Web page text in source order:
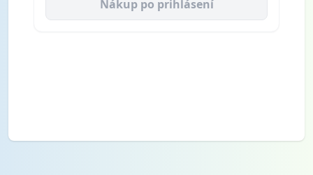
Nákup po prihlásení